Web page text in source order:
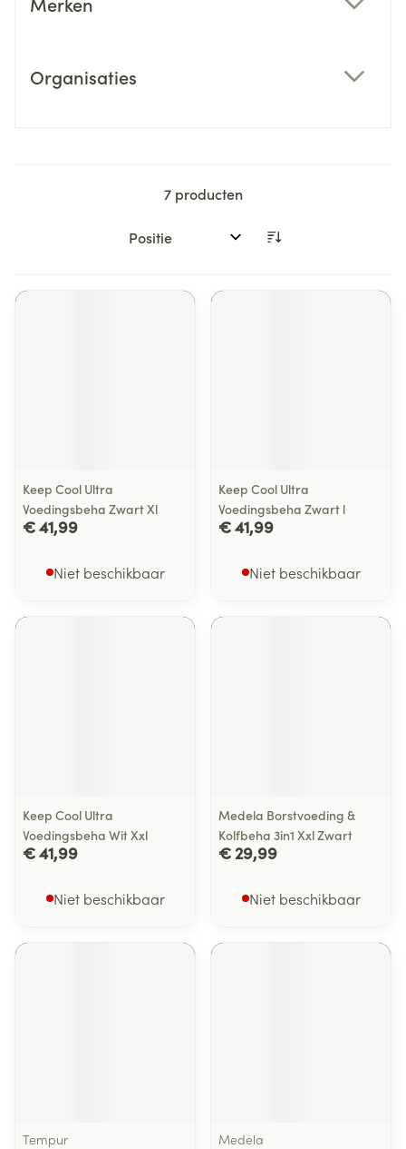
Organisaties
7producten
Sorteer op:
Keep Cool Ultra
Voedingsbeha Zwart Xl
€ 41,99
Niet beschikbaar
Keep Cool Ultra
Voedingsbeha Zwart l
€ 41,99
Niet beschikbaar
Keep Cool Ultra
Voedingsbeha Wit Xxl
€ 41,99
Niet beschikbaar
Medela Borstvoeding &
Kolfbeha 3in1 Xxl Zwart
€ 29,99
Niet beschikbaar
Tempur
Medela